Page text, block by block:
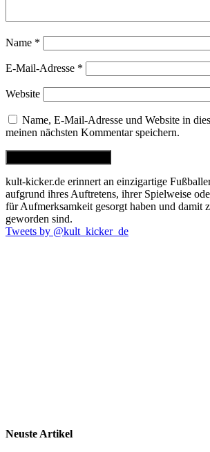
Name *
E-Mail-Adresse *
Website
Name, E-Mail-Adresse und Website in
meinen nächsten Kommentar speichern.
kult-kicker.de erinnert an einzigartige
aufgrund ihres Auftretens, ihrer Spielweise
für Aufmerksamkeit gesorgt haben und damit
geworden sind.
Tweets by @kult_kicker_de
Neuste Artikel